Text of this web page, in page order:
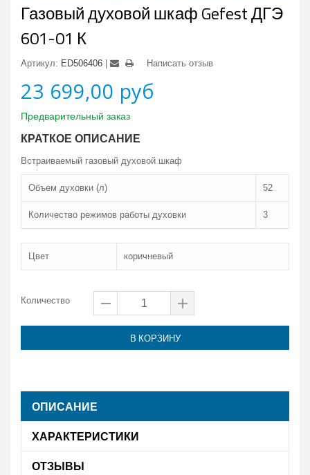
Газовый духовой шкаф Gefest ДГЭ
601-01 К
Артикул: ED506406 Написать отзыв
23 699,00 руб
Предварительный заказ
КРАТКОЕ ОПИСАНИЕ
Встраиваемый газовый духовой шкаф
Объем духовки (л) 52
Количество режимов работы духовки 3
Цвет коричневый
Количество
В КОРЗИНУ
ОПИСАНИЕ
ХАРАКТЕРИСТИКИ
ОТЗЫВЫ